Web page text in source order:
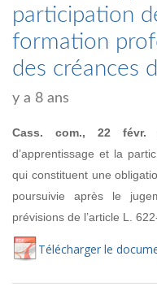
participation
formation
des créances
y a 8 ans
Cass. com., 22
d’apprentissage et la
qui constituent une
poursuivie après le
prévisions de l’article L.
Télécharger le